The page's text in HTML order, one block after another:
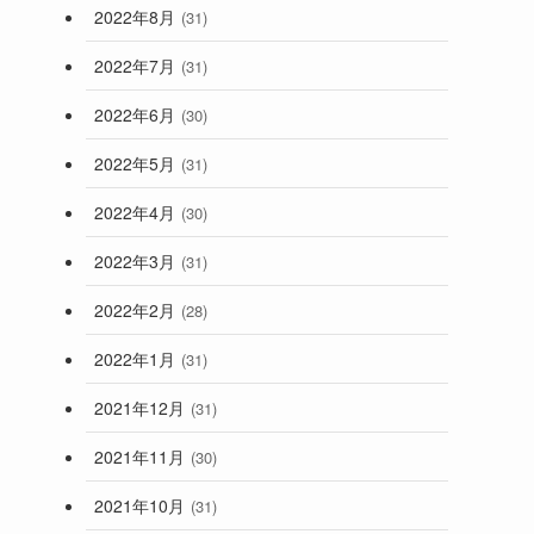
2022年8月 (31)
2022年7月 (31)
2022年6月 (30)
2022年5月 (31)
2022年4月 (30)
2022年3月 (31)
2022年2月 (28)
2022年1月 (31)
2021年12月 (31)
2021年11月 (30)
2021年10月 (31)